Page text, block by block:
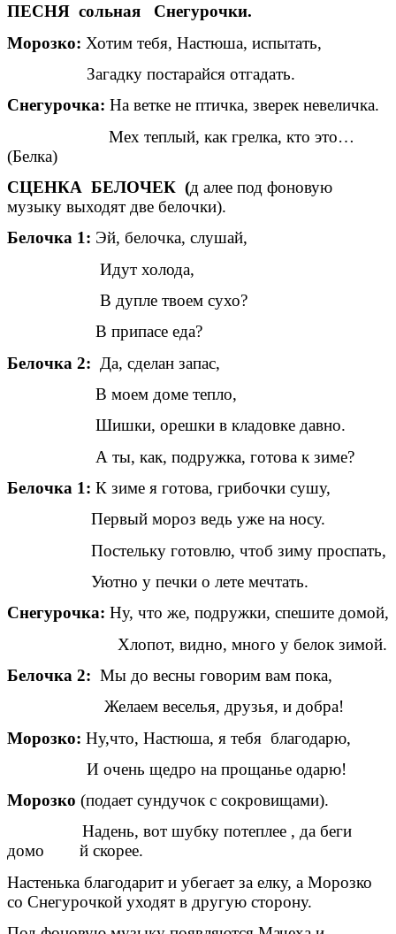
ПЕСНЯ сольная Снегурочки.
Морозко: Хотим тебя, Настюша, испытать,
Загадку постарайся отгадать.
Снегурочка: На ветке не птичка, зверек невеличка.
Мех теплый, как грелка, кто это…
(Белка)
СЦЕНКА БЕЛОЧЕК (д алее под фоновую
музыку выходят две белочки).
Белочка 1: Эй, белочка, слушай,
Идут холода,
В дупле твоем сухо?
В припасе еда?
Белочка 2: Да, сделан запас,
В моем доме тепло,
Шишки, орешки в кладовке давно.
А ты, как, подружка, готова к зиме?
Белочка 1: К зиме я готова, грибочки сушу,
Первый мороз ведь уже на носу.
Постельку готовлю, чтоб зиму проспать,
Уютно у печки о лете мечтать.
Снегурочка: Ну, что же, подружки, спешите домой,
Хлопот, видно, много у белок зимой.
Белочка 2: Мы до весны говорим вам пока,
Желаем веселья, друзья, и добра!
Морозко: Ну,что, Настюша, я тебя благодарю,
И очень щедро на прощанье одарю!
Морозко (подает сундучок с сокровищами).
Надень, вот шубку потеплее , да беги
домо й скорее.
Настенька благодарит и убегает за елку, а Морозко
со Снегурочкой уходят в другую сторону.